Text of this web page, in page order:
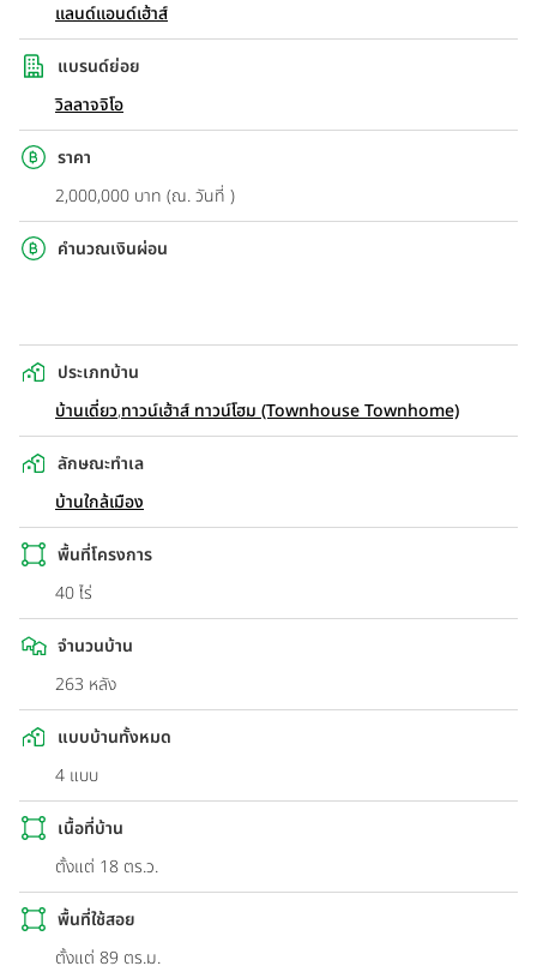
แลนด์แอนด์เฮ้าส์
แบรนด์ย่อย
วิลลาจจิโอ
ราคา
2,000,000 บาท (ณ. วันที่ )
คำนวณเงินผ่อน
ประเภทบ้าน
บ้านเดี่ยว,ทาวน์เฮ้าส์ ทาวน์โฮม (Townhouse Townhome)
ลักษณะทำเล
บ้านใกล้เมือง
พื้นที่โครงการ
40 ไร่
จำนวนบ้าน
263 หลัง
แบบบ้านทั้งหมด
4 แบบ
เนื้อที่บ้าน
ตั้งแต่ 18 ตร.ว.
พื้นที่ใช้สอย
ตั้งแต่ 89 ตร.ม.